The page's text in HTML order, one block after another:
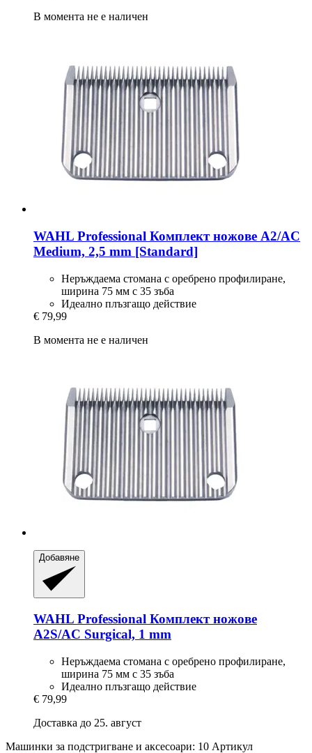
В момента не е наличен
WAHL Professional Комплект ножове A2/AC
Medium, 2,5 mm [Standard]
Неръждаема стомана с оребрено профилиране,
ширина 75 мм с 35 зъба
Идеално плъзгащо действие
€ 79,99
В момента не е наличен
Добавяне
WAHL Professional Комплект ножове
A2S/AC Surgical, 1 mm
Неръждаема стомана с оребрено профилиране,
ширина 75 мм с 35 зъба
Идеално плъзгащо действие
€ 79,99
Доставка до 25. август
Машинки за подстригване и аксесоари: 10 Артикул